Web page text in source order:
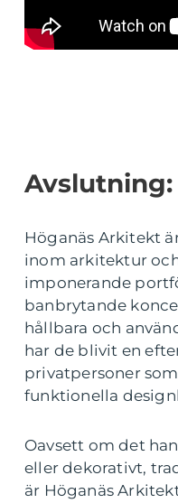
Avslutning:
Höganäs Arkitekt
inom arkitektur
imponerande
banbrytande
hållbara och
har de blivit en
privatpersoner
funktionella
Oavsett om det
eller dekorativt,
är Höganäs